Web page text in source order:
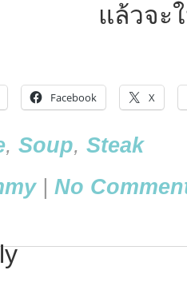
แล้วจะ
Facebook X
, Soup, Steak
| No